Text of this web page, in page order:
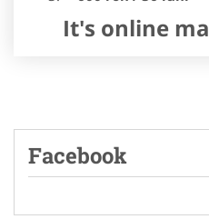
It's online
Facebook